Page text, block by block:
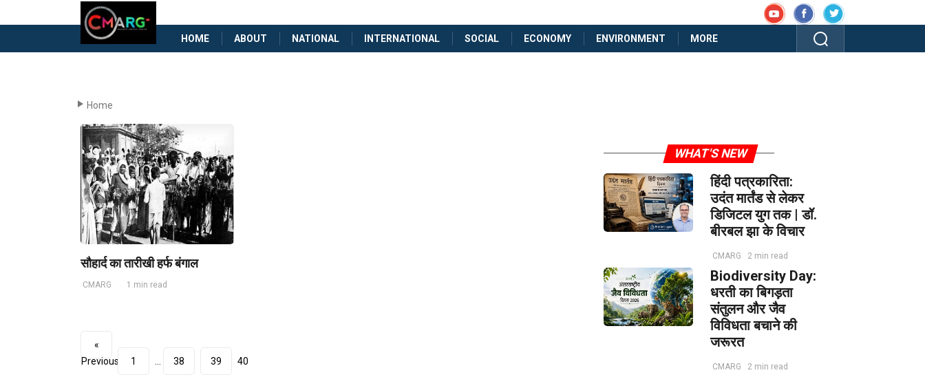
HOME ABOUT NATIONAL INTERNATIONAL SOCIAL ECONOMY ENVIRONMENT MORE
Home
सौहार्द का तारीखी हर्फ बंगाल
CMARG 1 min read
«
Previous
1 38 39 40
WHAT'S NEW
हिंदी पत्रकारिता:
उदंत मार्तंड से लेकर
डिजिटल युग तक | डॉ.
बीरबल झा के विचार
CMARG 2 min read
Biodiversity Day:
धरती का बिगड़ता
संतुलन और जैव
विविधता बचाने की
जरूरत
CMARG 2 min read